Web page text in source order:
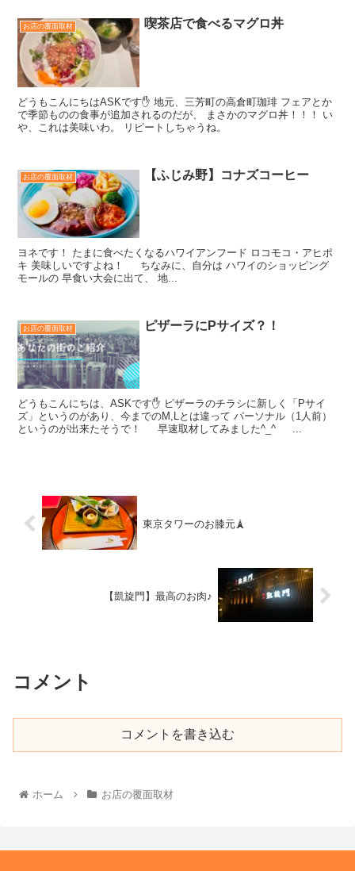
お店の覆面取材 喫茶店で食べるマグロ丼
どうもこんにちはASKです✋ 地元、三芳町の高倉町珈琲 フェアとか
で季節ものの食事が追加されるのだが、 まさかのマグロ丼！！！ い
や、これは美味いわ。 リピートしちゃうね。
お店の覆面取材 【ふじみ野】コナズコーヒー
ヨネです！ たまに食べたくなるハワイアンフード ロコモコ・アヒポ
キ 美味しいですよね！ ちなみに、自分は ハワイのショッピング
モールの 早食い大会に出て、 地...
お店の覆面取材 ピザーラにPサイズ？！
どうもこんにちは、ASKです✋ ピザーラのチラシに新しく「Pサイ
ズ」というのがあり、今までのM,Lとは違って パーソナル（1人前）
というのが出来たそうで！ 早速取材してみました^_^ ...
東京タワーのお膝元🗼
【凱旋門】最高のお肉♪
コメント
コメントを書き込む
ホーム お店の覆面取材